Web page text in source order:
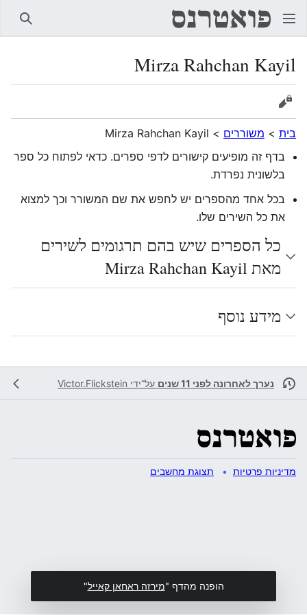
Mirza Rahchan Kayil
הצגת מקור
בית > משוררים >
Mirza Rahchan Kayil
בדף זה מופיעים קישורים לדפי ספרים. כדאי לפתוח כל ספר
בלשונית נפרדת.
בכל אחד מהספרים יש לחפש את שם המשורר וכך למצוא
את כל השירים שלו.
כל הספרים שיש בהם תרגומים לשירים
מאת Mirza Rahchan Kayil
מידע נוסף
נערך לאחרונה לפני 11 שנים על־ידי Victor.Flickstein
מדיניות פרטיות תצוגת מחשבים
הופנה מהדף "מירזה ראחאן קאייל"